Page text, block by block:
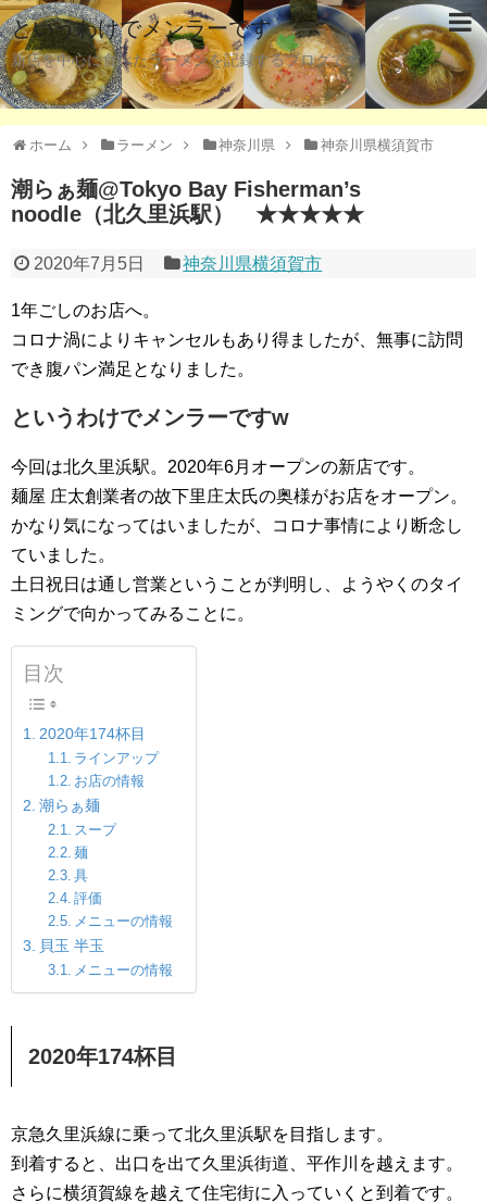
というわけでメンラーです
新店を中心に食べたラーメンを記録するブログです。
ホーム ラーメン 神奈川県 神奈川県横須賀市
潮らぁ麺@Tokyo Bay Fisherman’s
noodle（北久里浜駅） ★★★★★
2020年7月5日 神奈川県横須賀市
1年ごしのお店へ。
コロナ渦によりキャンセルもあり得ましたが、無事に訪問
でき腹パン満足となりました。
というわけでメンラーですw
今回は北久里浜駅。2020年6月オープンの新店です。
麺屋 庄太創業者の故下里庄太氏の奥様がお店をオープン。
かなり気になってはいましたが、コロナ事情により断念し
ていました。
土日祝日は通し営業ということが判明し、ようやくのタイ
ミングで向かってみることに。
目次
2020年174杯目
ラインアップ
お店の情報
潮らぁ麺
スープ
麺
具
評価
メニューの情報
貝玉 半玉
メニューの情報
2020年174杯目
京急久里浜線に乗って北久里浜駅を目指します。
到着すると、出口を出て久里浜街道、平作川を越えます。
さらに横須賀線を越えて住宅街に入っていくと到着です。